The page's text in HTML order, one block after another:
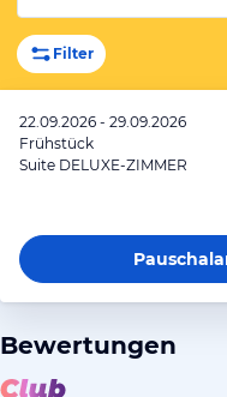
Filter
22.09.2026 - 29.09.2026
Frühstück
Suite DELUXE-ZIMMER
Bewertungen